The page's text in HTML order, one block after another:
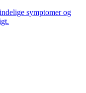
symptomer og